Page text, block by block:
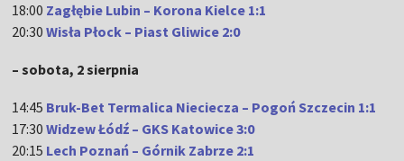
18:00 Zagłębie Lubin – Korona Kielce 1:1
20:30Wisła Płock – Piast Gliwice 2:0
– sobota, 2 sierpnia
14:45 Bruk-Bet Termalica Nieciecza – Pogoń Szczecin 1:1
17:30Widzew Łódź – GKS Katowice 3:0
20:15 Lech Poznań – Górnik Zabrze 2:1